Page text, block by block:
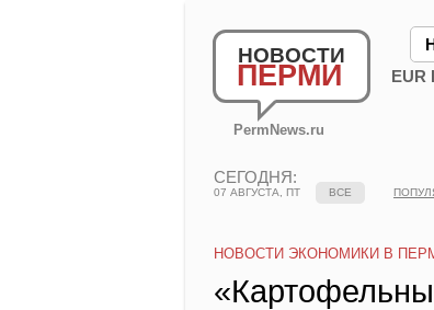
НОВОСТИ
ПЕРМИ
PermNews.ru
EUR
СЕГОДНЯ:
07 АВГУСТА, ПТ ВСЕ
НОВОСТИ ЭКОНОМИКИ В